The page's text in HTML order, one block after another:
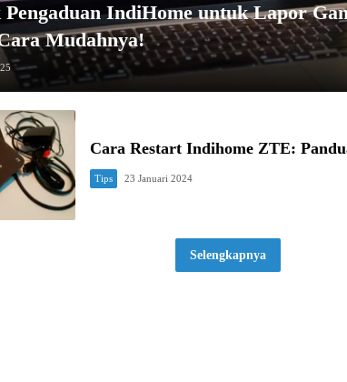
IndiHome untuk Lapor
Mudahnya!
Cara Restart Indihome ZTE:
Tips 23 Januari 2024
Selengkapnya